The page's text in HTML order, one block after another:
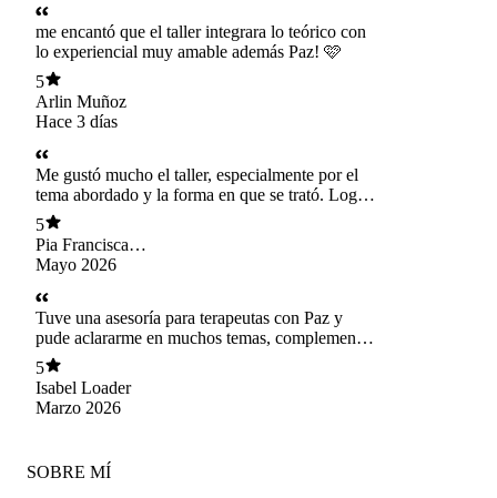
me encantó que el taller integrara lo teórico con
lo experiencial muy amable además Paz! 🩷
5
Arlin Muñoz
Hace 3 días
Me gustó mucho el taller, especialmente por el
tema abordado y la forma en que se trató. Logró
mantenerme enganchada durante toda la sesión.
5
Pia Francisca
Monsalve Aguilar
Mayo 2026
Tuve una asesoría para terapeutas con Paz y
pude aclararme en muchos temas, complementar
saberes y abordar mi sentir. Muy productivo.
5
Isabel Loader
Marzo 2026
SOBRE MÍ